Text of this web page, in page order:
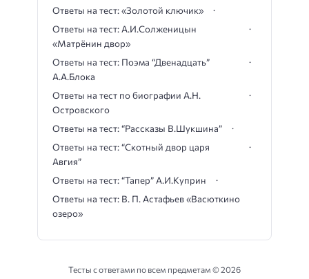
Ответы на тест: «Золотой ключик»
Ответы на тест: А.И.Солженицын
«Матрёнин двор»
Ответы на тест: Поэма “Двенадцать”
А.А.Блока
Ответы на тест по биографии А.Н.
Островского
Ответы на тест: “Рассказы В.Шукшина”
Ответы на тест: “Скотный двор царя
Авгия”
Ответы на тест: “Тапер” А.И.Куприн
Ответы на тест: В. П. Астафьев «Васюткино
озеро»
Тесты с ответами по всем предметам ©2026